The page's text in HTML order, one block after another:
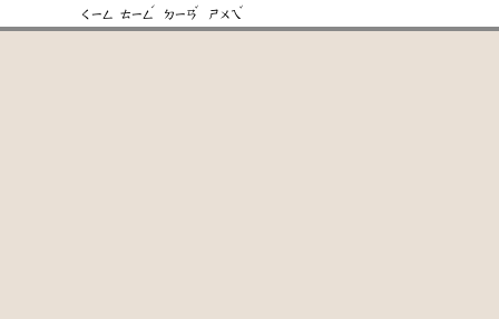
ㄑㄧㄥ ㄊㄧㄥ
ˊ
ㄉㄧㄢ
ˇ
ㄕㄨㄟ
ˇ